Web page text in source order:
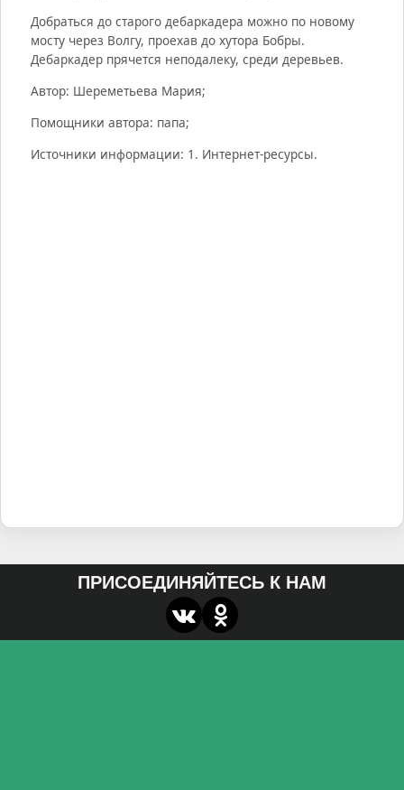
Добраться до старого дебаркадера можно по новому
мосту через Волгу, проехав до хутора Бобры.
Дебаркадер прячется неподалеку, среди деревьев.
Автор: Шереметьева Мария;
Помощники автора: папа;
Источники информации: 1. Интернет-ресурсы.
ПРИСОЕДИНЯЙТЕСЬ К НАМ